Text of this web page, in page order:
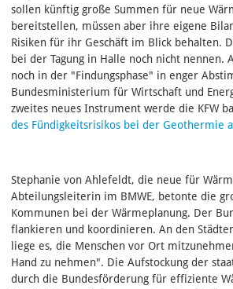
sollen künftig große Summen für neue
bereitstellen, müssen aber ihre eigene
Risiken für ihr Geschäft im Blick behalten.
bei der Tagung in Halle noch nicht nennen.
noch in der "Findungsphase" in enger
Bundesministerium für Wirtschaft und
zweites neues Instrument werde die KFW
des Fündigkeitsrisikos bei der Geothermie
Stephanie von Ahlefeldt, die neue für
Abteilungsleiterin im BMWE, betonte die
Kommunen bei der Wärmeplanung. Der
flankieren und koordinieren. An den
liege es, die Menschen vor Ort
Hand zu nehmen". Die Aufstockung der
durch die Bundesförderung für effiziente